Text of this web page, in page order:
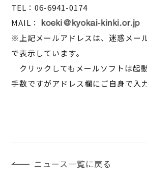
TEL：06-6941-0174
MAIL：
※上記メールアドレスは、迷惑メー
で表示しています。
クリックしてもメールソフトは起
手数ですがアドレス欄にご自身で入
ニュース一覧に戻る